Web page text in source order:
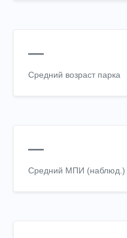
—
Средний возраст парка
—
Средний МПИ (наблюд.)